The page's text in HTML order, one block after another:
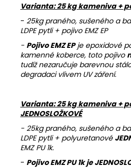
Varianta: 25 kg kameniva +
- 25kg praného, sušeného a
LDPE pytli + pojivo EMZ EP
- Pojivo EMZ EPje epoxidové
kamenné koberce, toto pojivo
tudíž nezaručuje barevnou
degradaci vlivem UV záření.
Varianta: 25 kg kameniva +
JEDNOSLOŽKOVÉ
- 25kg praného, sušeného a
LDPE pytli + polyuretanové
EMZ PU 1k.
- Pojivo EMZ PU 1k je